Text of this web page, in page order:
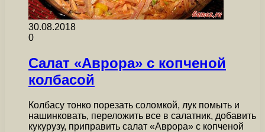
30.08.2018
0
Салат «Аврора» с копченой
колбасой
Колбасу тонко порезать соломкой, лук помыть и
нашинковать, переложить все в салатник, добавить
кукурузу, приправить салат «Аврора» с копченой